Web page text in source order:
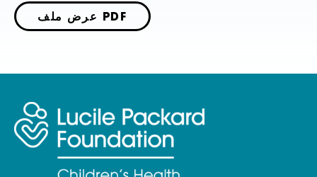
عرض ملف PDF